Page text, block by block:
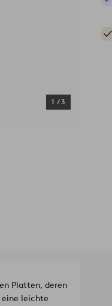
1 /3
Platten, deren
leichte